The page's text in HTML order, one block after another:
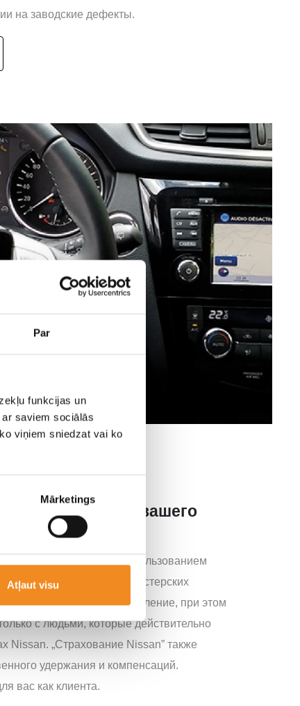
Par
funkcijas un
saviem sociālās
viņiem sniedzat vai ko
Mārketings
Atļaut visu
на заводские дефекты.
специально для вашего
вашего автомобиля с использованием
Nissan в официальных мастерских
страховые заявление, при этом
с людьми, которые действительно
Nissan. „Страхование Nissan” также
удержания и компенсаций.
вас как клиента.